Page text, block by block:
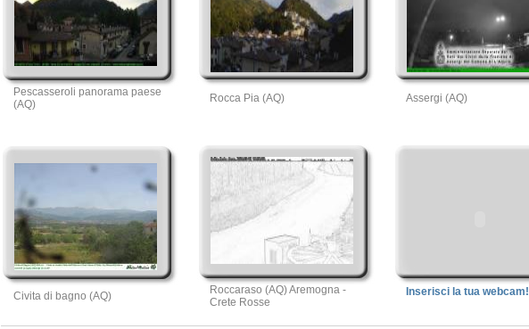
Pescasseroli panorama paese
(AQ)
Rocca Pia (AQ) Assergi (AQ)
Civita di bagno (AQ)
Roccaraso (AQ) Aremogna -
Crete Rosse
Inserisci la tua webcam!